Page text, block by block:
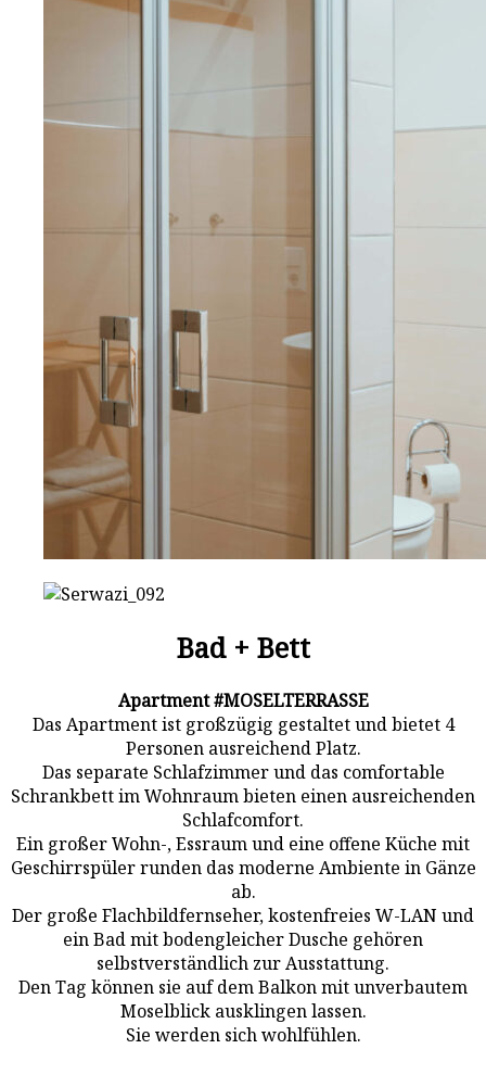
Bad + Bett
Apartment #MOSELTERRASSE
Das Apartment ist großzügig gestaltet und bietet 4
Personen ausreichend Platz.
Das separate Schlafzimmer und das comfortable
Schrankbett im Wohnraum bieten einen ausreichenden
Schlafcomfort.
Ein großer Wohn-, Essraum und eine offene Küche mit
Geschirrspüler runden das moderne Ambiente in Gänze
ab.
Der große Flachbildfernseher, kostenfreies W-LAN und
ein Bad mit bodengleicher Dusche gehören
selbstverständlich zur Ausstattung.
Den Tag können sie auf dem Balkon mit unverbautem
Moselblick ausklingen lassen.
Sie werden sich wohlfühlen.